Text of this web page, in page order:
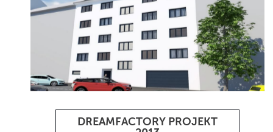
DREAMFACTORY PROJEKT